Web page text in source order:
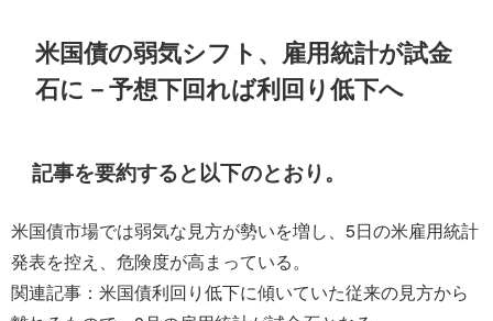
米国債の弱気シフト、雇用統計が試金
石に－予想下回れば利回り低下へ
記事を要約すると以下のとおり。
米国債市場では弱気な見方が勢いを増し、5日の米雇用統計
発表を控え、危険度が高まっている。
関連記事：米国債利回り低下に傾いていた従来の見方から